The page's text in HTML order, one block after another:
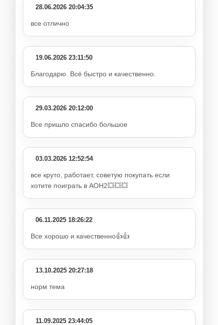
28.06.2026 20:04:35
все отлично
19.06.2026 23:11:50
Благодарю. Всё быстро и качественно.
29.03.2026 20:12:00
Все пришло спасибо большое
03.03.2026 12:52:54
все круто, работает. советую покупать если
хотите поиграть в АОН2💥💥💥
06.11.2025 18:26:22
Все хорошо и качественно👍👍
13.10.2025 20:27:18
норм тема
11.09.2025 23:44:05